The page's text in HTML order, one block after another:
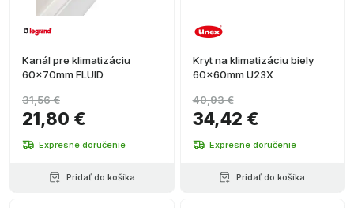
Kanál pre klimatizáciu
60x70mm FLUID
21,80 €
31,56 €
Expresné doručenie
Pridať do košíka
Kryt na klimatizáciu biely
60x60mm U23X
34,42 €
40,93 €
Expresné doručenie
Pridať do košíka